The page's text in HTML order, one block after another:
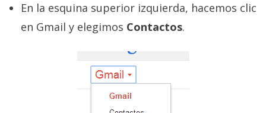
El medio de
En la esquina superior izquierda, hacemos clic
en Gmail y elegimos Contactos.